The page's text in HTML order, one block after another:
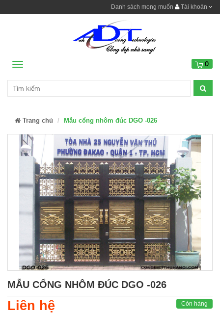
Danh sách mong muốn Tài khoản
Menu 0
Trang chủ Mẫu cổng nhôm đúc DGO -026
MẪU CỔNG NHÔM ĐÚC DGO -026
Liên hệ Còn hàng